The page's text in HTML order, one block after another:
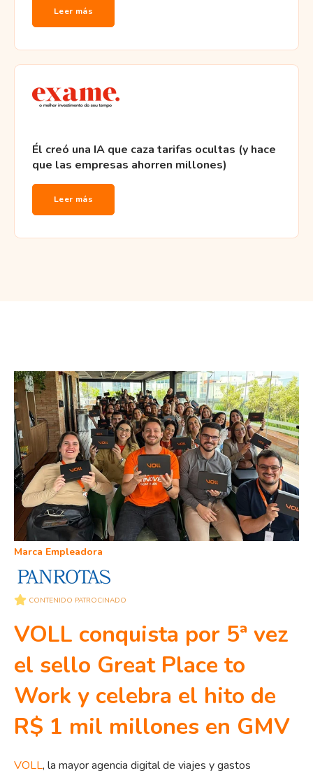
Leer más
Él creó una IA que caza tarifas ocultas (y hace
que las empresas ahorren millones)
Leer más
Marca Empleadora
CONTENIDO PATROCINADO
VOLL conquista por 5ª vez
el sello Great Place to
Work y celebra el hito de
R$ 1 mil millones en GMV
VOLL, la mayor agencia digital de viajes y gastos